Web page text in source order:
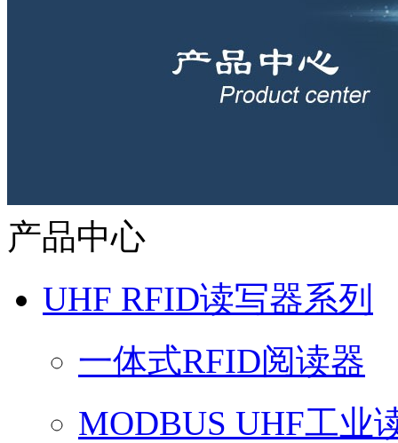
产品中心
UHF RFID读写器系列
一体式RFID阅读器
MODBUS UHF工业